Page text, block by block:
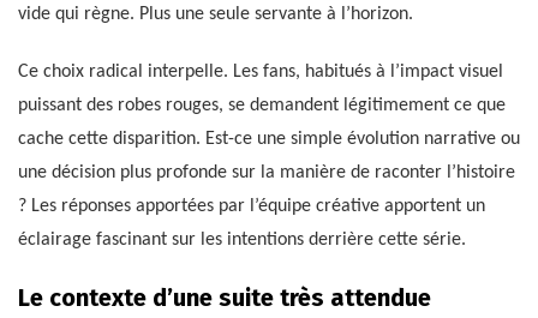
vide qui règne. Plus une seule servante à l’horizon.
Ce choix radical interpelle. Les fans, habitués à l’impact visuel
puissant des robes rouges, se demandent légitimement ce que
cache cette disparition. Est-ce une simple évolution narrative ou
une décision plus profonde sur la manière de raconter l’histoire
? Les réponses apportées par l’équipe créative apportent un
éclairage fascinant sur les intentions derrière cette série.
Le contexte d’une suite très attendue